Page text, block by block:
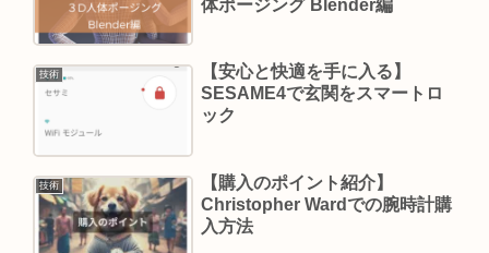
体ポージング Blender編
技術
【安心と快適を手に入る】
SESAME4で玄関をスマートロ
ック
技術
【購入のポイント紹介】
Christopher Wardでの腕時計購
入方法